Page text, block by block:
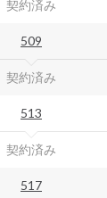
契約済み
509
契約済み
513
契約済み
517